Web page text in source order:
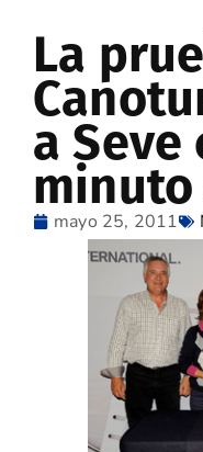
La
a Seve
mayo 25, 2011